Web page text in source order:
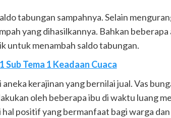
tabungan sampahnya. Selain
yang dihasilkannya. Bahkan
untuk menambah saldo tabungan.
Sub Tema 1 Keadaan Cuaca
kerajinan yang bernilai jual. Vas
oleh beberapa ibu di waktu luang
positif yang bermanfaat bagi warga